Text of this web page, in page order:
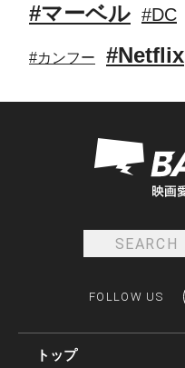
#マーベル #DC
#カンフー #Netflix
FOLLOW US
トップ